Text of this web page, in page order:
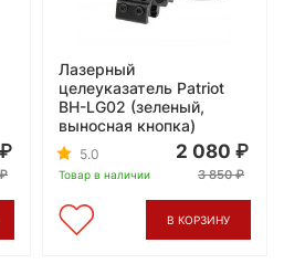
Лазерный
целеуказатель Patriot
BH-LG02 (зеленый,
выносная кнопка)
5.0
Товар в наличии
2 080
3 850
В КОРЗИНУ